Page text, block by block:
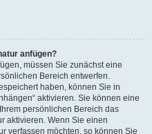
anfügen?
müssen Sie zunächst eine
Bereich entwerfen.
haben, können Sie in
aktivieren. Sie können eine
persönlichen Bereich das
aktivieren. Wenn Sie einen
verfassen möchten, so können Sie